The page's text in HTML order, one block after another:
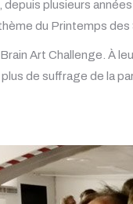
plusieurs
du Printemps des
Art Challenge. À
de suffrage de la